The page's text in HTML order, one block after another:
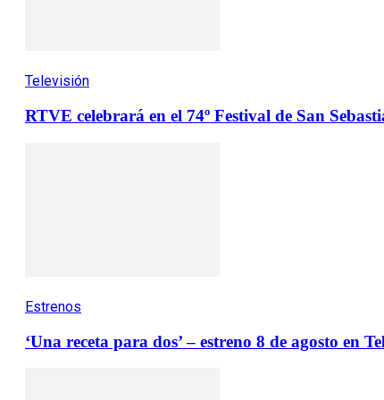
Televisión
RTVE celebrará en el 74º Festival de San
Estrenos
‘Una receta para dos’ – estreno 8 de agosto en